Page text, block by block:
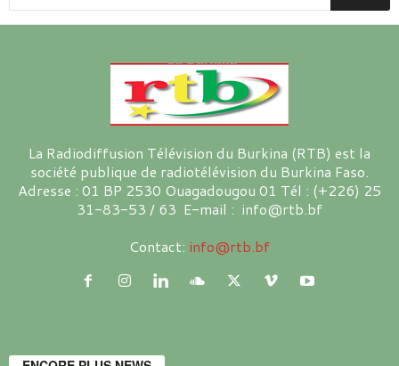
La Radiodiffusion Télévision du Burkina (RTB) est la
société publique de radiotélévision du Burkina Faso.
Adresse : 01 BP 2530 Ouagadougou 01 Tél : (+226) 25
31-83-53 / 63 E-mail : info@rtb.bf
Contact: info@rtb.bf